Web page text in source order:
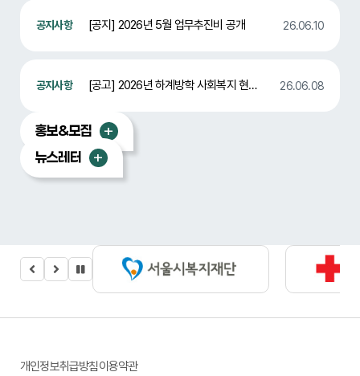
[공지] 2026년 5월 업무추진비 공개 26.06.10
[공고] 2026년 하계방학 사회복지 현장실습생 합격자 발표 26.06.08
홍보&모집
뉴스레터
개인정보취급방침이용약관